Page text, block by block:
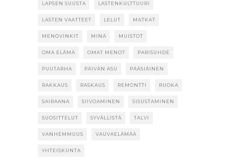
LAPSEN SUUSTA LASTENKULTTUURI
LASTEN VAATTEET LELUT MATKAT
MENOVINKIT MINÄ MUISTOT
OMA ELÄMÄ OMAT MENOT PARISUHDE
PUUTARHA PÄIVÄN ASU PÄÄSIÄINEN
RAKKAUS RASKAUS REMONTTI RUOKA
SAIRAANA SIIVOAMINEN SISUSTAMINEN
SUOSITTELUT SYVÄLLISTÄ TALVI
VANHEMMUUS VAUVAELÄMÄÄ
YHTEISKUNTA